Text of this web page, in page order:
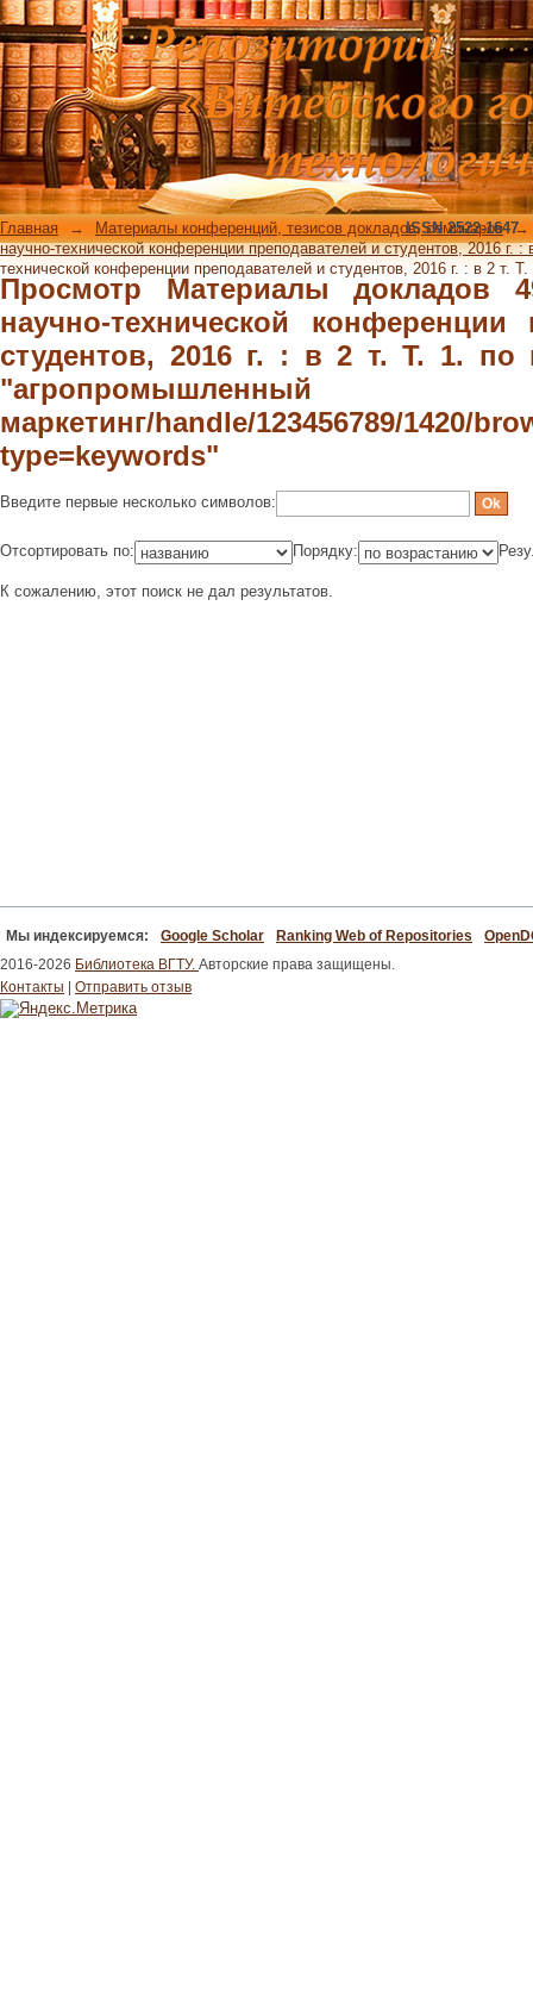
Просмотр Материалы докладов
конференции преподавателей и
словам "агропромышленный
type=keywords"
Главная → Материалы конференций, тезисов докладов, семинаров →
научно-технической конференции преподавателей и студентов, 2016 г. :
технической конференции преподавателей и студентов, 2016 г. : в 2 т.
ISSN 2522-1647
Просмотр Материалы докладов
научно-технической конференции
студентов, 2016 г. : в 2 т. Т. 1.
"агропромышленный
маркетинг/handle/123456789/1420/
type=keywords"
Введите первые несколько символов:
Отсортировать по: Порядку:
К сожалению, этот поиск не дал результатов.
Мы индексируемся: Google Scholar Ranking Web of Repositories
2016-2026 Библиотека ВГТУ. Авторские права защищены.
Контакты
Отправить отзыв